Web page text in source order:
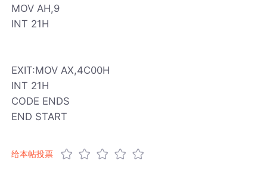
MOV AH,9
INT 21H
EXIT:MOV AX,4C00H
INT 21H
CODE ENDS
END START
给本帖投票